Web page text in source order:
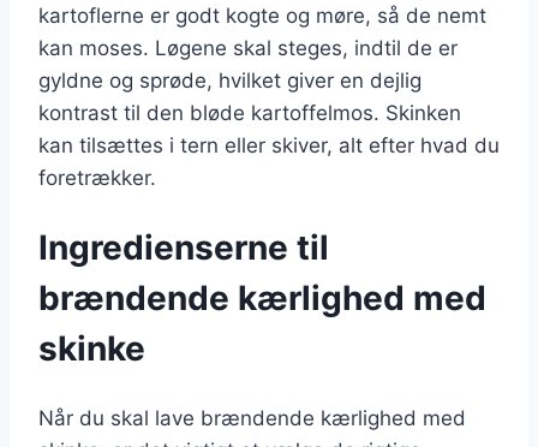
kartoflerne er godt kogte og møre, så de nemt
kan moses. Løgene skal steges, indtil de er
gyldne og sprøde, hvilket giver en dejlig
kontrast til den bløde kartoffelmos. Skinken
kan tilsættes i tern eller skiver, alt efter hvad du
foretrækker.
Ingredienserne til
brændende kærlighed med
skinke
Når du skal lave brændende kærlighed med